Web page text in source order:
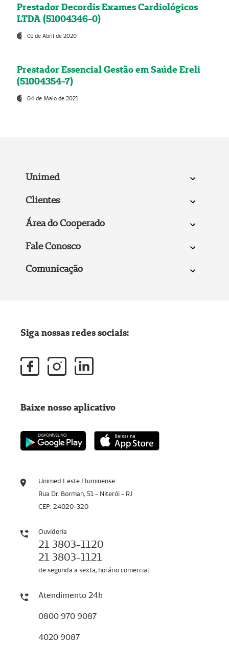
Prestador Decordis Exames Cardiológicos
LTDA (51004346-0)
01 de Abril de 2020
Prestador Essencial Gestão em Saúde Ereli
(51004354-7)
04 de Maio de 2021
Unimed
Clientes
Área do Cooperado
Fale Conosco
Comunicação
Unimed Leste Fluminense
Rua Dr. Borman, 51 - Niterói - RJ
CEP: 24020-320
Ouvidoria
21 3803-1120
21 3803-1121
de segunda a sexta, horário comercial
Atendimento 24h
0800 970 9087
4020 9087
Siga nossas redes sociais:
Baixe nosso aplicativo